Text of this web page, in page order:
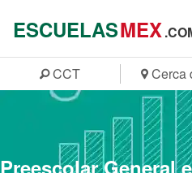
ESCUELASMEX
CCT Cerca
Preescolar General